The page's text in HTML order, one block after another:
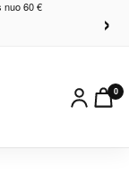
60 € ›
0